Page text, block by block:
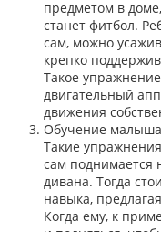
предметом в
станет фитбол.
сам, можно
крепко
Такое
двигательный
движения
Обучение
Такие
сам поднимается
дивана. Тогда
навыка,
Когда ему, к